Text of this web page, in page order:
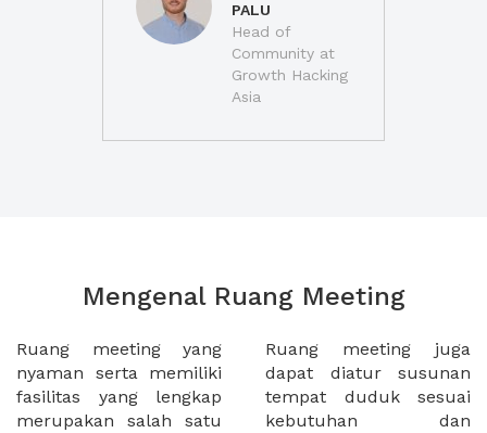
PALU
Head of
Community at
Growth Hacking
Asia
Mengenal Ruang Meeting
Ruang meeting yang
nyaman serta memiliki
fasilitas yang lengkap
merupakan salah satu
Ruang meeting juga
dapat diatur susunan
tempat duduk sesuai
kebutuhan dan